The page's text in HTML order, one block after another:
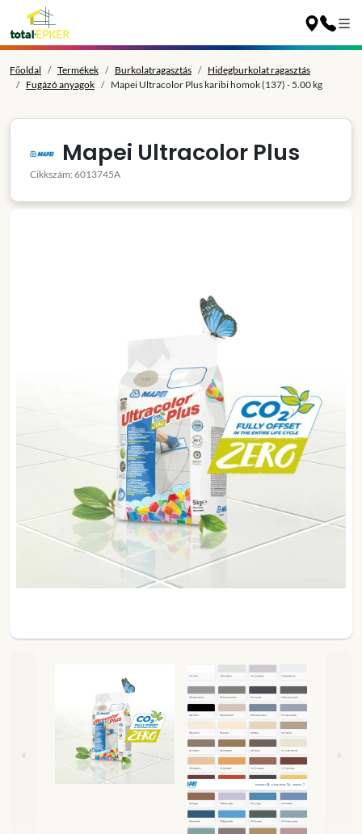
Főoldal Termékek Burkolatragasztás
Hidegburkolat ragasztás
Fugázó anyagok
Mapei Ultracolor Plus karibi homok (137) - 5.00 kg
Mapei Ultracolor Plus
Cikkszám: 6013745A
« »